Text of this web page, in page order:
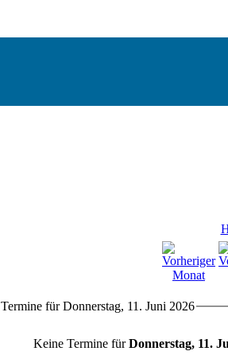
Termine für Donnerstag, 11. Juni 2026
Keine Termine fürDonnerstag, 11.